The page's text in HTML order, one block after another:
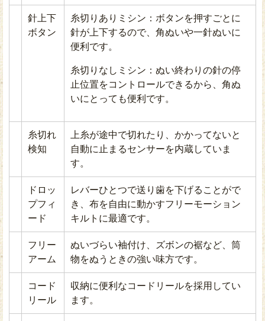
針上下
ボタン
糸切りありミシン：ボタンを押すごとに
針が上下するので、角ぬいや一針ぬいに
便利です。
糸切りなしミシン：ぬい終わりの針の停
止位置をコントロールできるから、角ぬ
いにとっても便利です。
糸切れ
検知
上糸が途中で切れたり、かかってないと
自動に止まるセンサーを内蔵していま
す。
ドロッ
プフィ
ード
レバーひとつで送り歯を下げることがで
き、布を自由に動かすフリーモーション
キルトに最適です。
フリー
アーム
ぬいづらい袖付け、ズボンの裾など、筒
物をぬうときの強い味方です。
コード
リール
収納に便利なコードリールを採用してい
ます。